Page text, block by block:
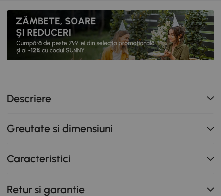
Descriere
Greutate si dimensiuni
Caracteristici
Retur si garantie